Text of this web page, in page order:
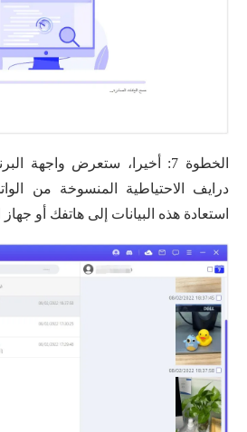
الخطوة 7: أخيرا، ستعرض واجهة
درايف الاحتياطية المنسوخة من
استعادة هذه البيانات إلى هاتفك أو